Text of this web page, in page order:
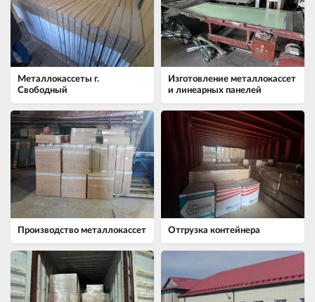
Металлокассеты г.
Свободный
Изготовление металлокассет
и линеарных панелей
Производство металлокассет Отгрузка контейнера